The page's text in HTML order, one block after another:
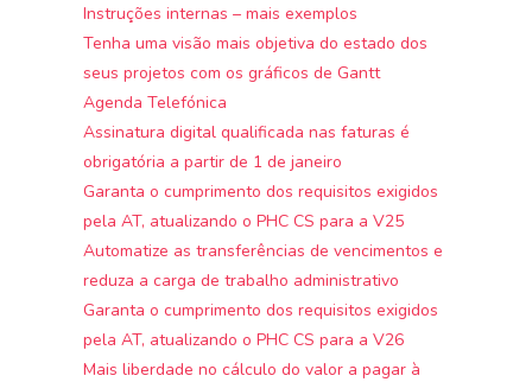
Instruções internas – mais exemplos
Tenha uma visão mais objetiva do estado dos
seus projetos com os gráficos de Gantt
Agenda Telefónica
Assinatura digital qualificada nas faturas é
obrigatória a partir de 1 de janeiro
Garanta o cumprimento dos requisitos exigidos
pela AT, atualizando o PHC CS para a V25
Automatize as transferências de vencimentos e
reduza a carga de trabalho administrativo
Garanta o cumprimento dos requisitos exigidos
pela AT, atualizando o PHC CS para a V26
Mais liberdade no cálculo do valor a pagar à